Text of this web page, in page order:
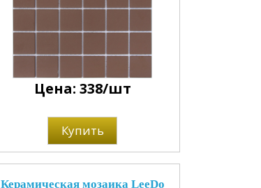
Цена: 338/шт
Купить
Керамическая мозаика LeeDo